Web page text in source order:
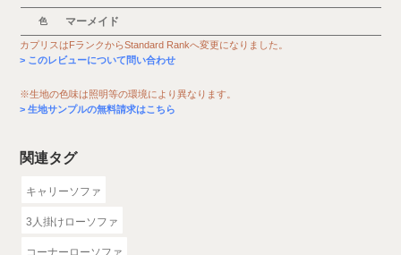
色 マーメイド
カプリスはFランクからStandard Rankへ変更になりました。
このレビューについて問い合わせ
※生地の色味は照明等の環境により異なります。
生地サンプルの無料請求はこちら
関連タグ
キャリーソファ
3人掛けローソファ
コーナーローソファ